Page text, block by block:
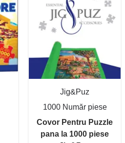
Jig&Puz
1000 Număr piese
Covor Pentru Puzzle
pana la 1000 piese